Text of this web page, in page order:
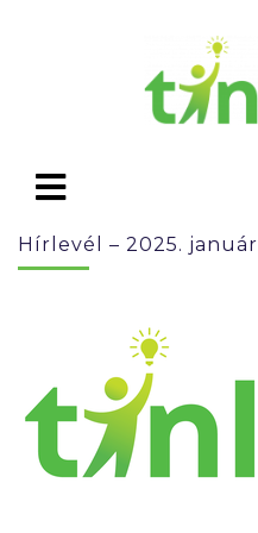
Hírlevél – 2025. január